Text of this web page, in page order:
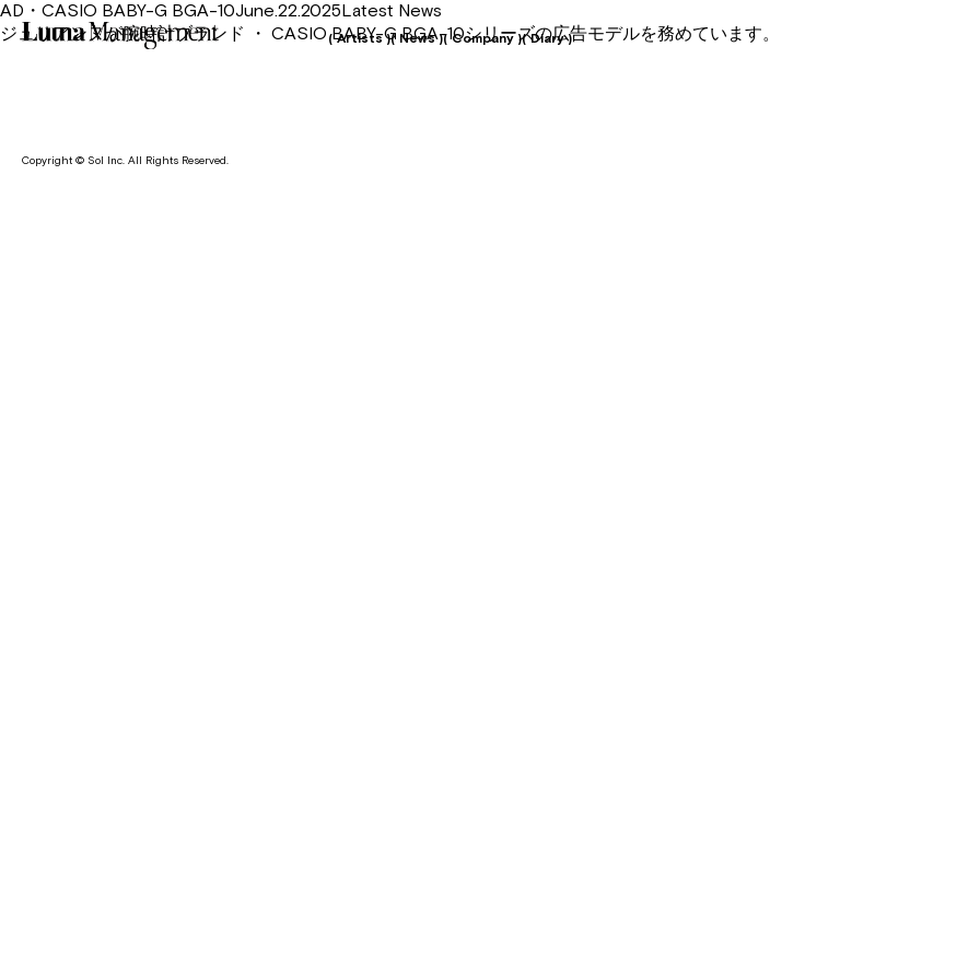
( Artists )( News )( Company )( Diary )
AD・CASIO BABY-G BGA-10June.22.2025Latest News
ジュリアンヌが腕時計ブランド ・ CASIO BABY-G BGA-10シリーズの広告モデルを務めています。
Copyright © Sol Inc. All Rights Reserved.